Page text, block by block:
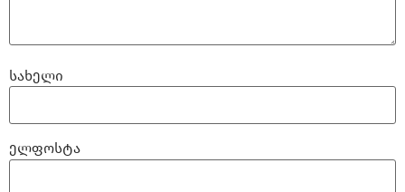
სახელი
ელფოსტა